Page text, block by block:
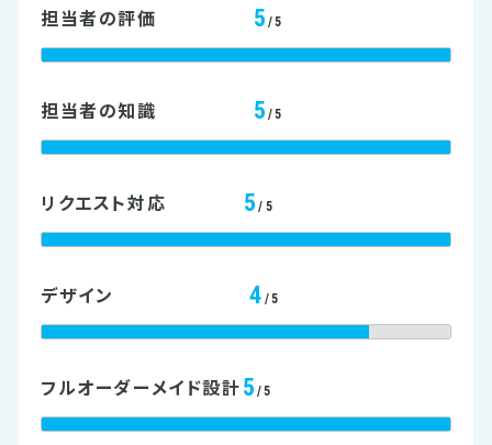
担当者の評価 5 /5
担当者の知識 5 /5
リクエスト対応 5/5
デザイン 4 /5
フルオーダーメイド設計 5 /5